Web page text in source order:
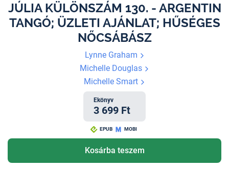
JÚLIA KÜLÖNSZÁM 130. - ARGENTIN
TANGÓ; ÜZLETI AJÁNLAT; HŰSÉGES
NŐCSÁBÁSZ
Lynne Graham
Michelle Douglas
Michelle Smart
Ekönyv
3 699 Ft
EPUB MOBI
Kosárba teszem